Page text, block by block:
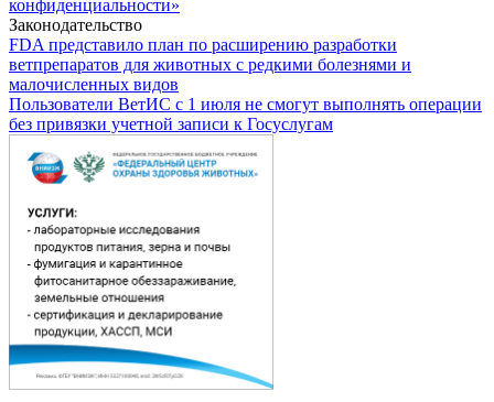
конфиденциальности»
Законодательство
FDA представило план по расширению разработки
ветпрепаратов для животных с редкими болезнями и
малочисленных видов
Пользователи ВетИС с 1 июля не смогут выполнять операции
без привязки учетной записи к Госуслугам